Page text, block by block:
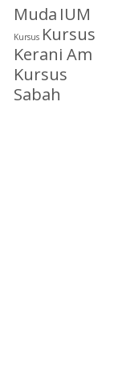
Muda IUM
Kursus Kursus
Kerani Am
Kursus
Sabah